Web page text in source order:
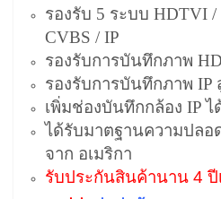
รองรับ 5 ระบบ HDTVI
CVBS / IP
รองรับการบันทึกภาพ
รองรับการบันทึกภาพ IP
เพิ่มช่องบันทึกกล้อง IP ไ
ได้รับมาตฐานความปลอ
จาก อเมริกา
รับประกันสินค้านาน 4 ปี